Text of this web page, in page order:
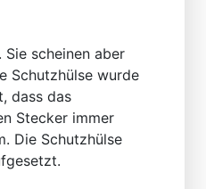
scheinen aber
Schutzhülse wurde
dass das
Stecker immer
Die Schutzhülse